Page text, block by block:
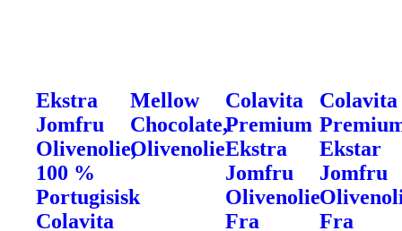
Ekstra
Jomfru
Olivenolie,
100 %
Portugisisk
Colavita
Mellow
Chocolate,
Olivenolie
Colavita
Premium
Ekstra
Jomfru
Olivenolie
Fra
Colavita
Ekstar
Jomfru
Fra